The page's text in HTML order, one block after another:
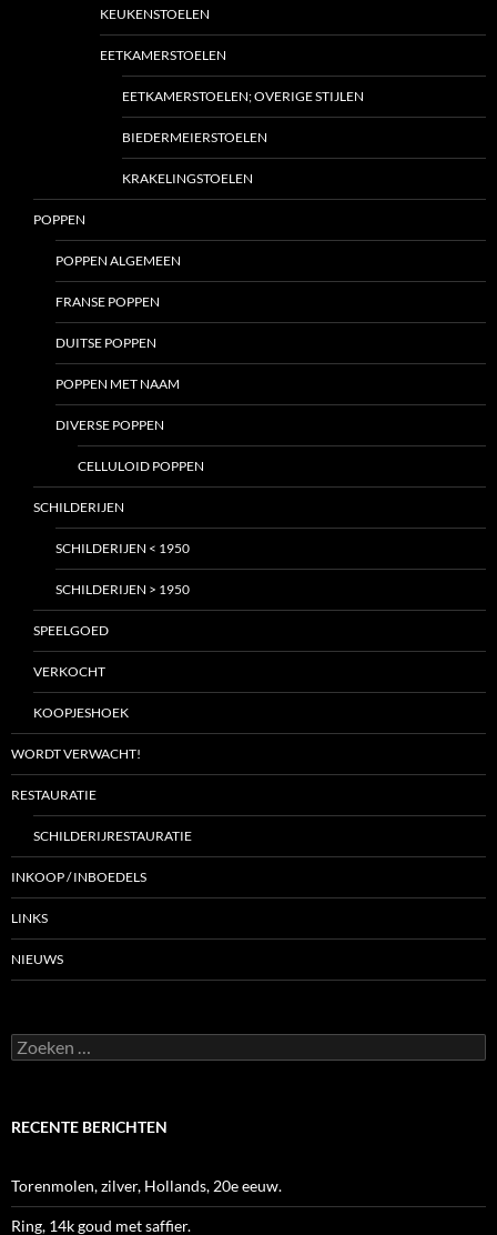
KEUKENSTOELEN
EETKAMERSTOELEN
EETKAMERSTOELEN; OVERIGE STIJLEN
BIEDERMEIERSTOELEN
KRAKELINGSTOELEN
POPPEN
POPPEN ALGEMEEN
FRANSE POPPEN
DUITSE POPPEN
POPPEN MET NAAM
DIVERSE POPPEN
CELLULOID POPPEN
SCHILDERIJEN
SCHILDERIJEN < 1950
SCHILDERIJEN > 1950
SPEELGOED
VERKOCHT
KOOPJESHOEK
WORDT VERWACHT!
RESTAURATIE
SCHILDERIJRESTAURATIE
INKOOP / INBOEDELS
LINKS
NIEUWS
Zoeken
naar:
RECENTE BERICHTEN
Torenmolen, zilver, Hollands, 20e eeuw.
Ring, 14k goud met saffier.